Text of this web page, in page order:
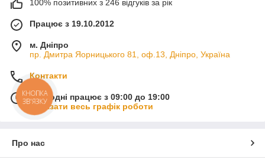
100% позитивних з 246 відгуків за рік
Працює з 19.10.2012
м. Дніпро
пр. Дмитра Яорницького 81, оф.13, Дніпро, Україна
Контакти
Сьогодні працює з 09:00 до 19:00
Показати весь графік роботи
Про нас
КНОПКА
ЗВ'ЯЗКУ